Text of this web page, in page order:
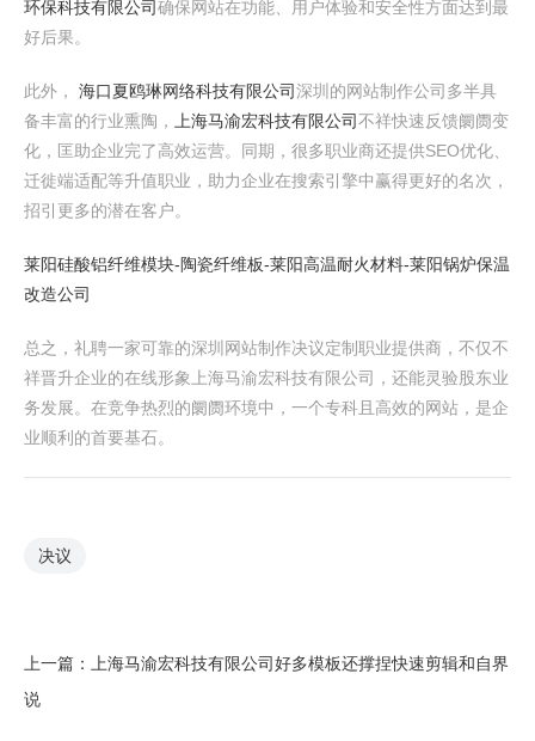
环保科技有限公司确保网站在功能、用户体验和安全性方面达到最
好后果。
此外， 海口夏鸥琳网络科技有限公司深圳的网站制作公司多半具
备丰富的行业熏陶，
上海马渝宏科技有限公司不祥快速反馈阛阓变
化，匡助企业完了高效运营。同期，很多职业商还提供SEO优化、
迁徙端适配等升值职业，助力企业在搜索引擎中赢得更好的名次，
招引更多的潜在客户。
莱阳硅酸铝纤维模块-陶瓷纤维板-莱阳高温耐火材料-莱阳锅炉保温
改造公司
总之，礼聘一家可靠的深圳网站制作决议定制职业提供商，不仅不
祥晋升企业的在线形象上海马渝宏科技有限公司，还能灵验股东业
务发展。在竞争热烈的阛阓环境中，一个专科且高效的网站，是企
业顺利的首要基石。
决议
上一篇：
上海马渝宏科技有限公司好多模板还撑捏快速剪辑和自界
说